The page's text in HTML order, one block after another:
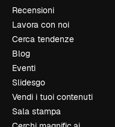
Recensioni
Lavora con noi
Cerca tendenze
Blog
Eventi
Slidesgo
Vendi i tuoi contenuti
Sala stampa